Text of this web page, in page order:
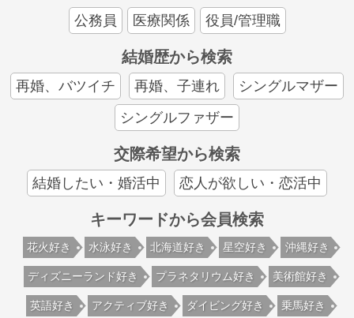
公務員 医療関係 役員/管理職
結婚歴から検索
再婚、バツイチ 再婚、子連れ
シングルマザー
シングルファザー
交際希望から検索
結婚したい・婚活中 恋人が欲しい・恋活中
キーワードから会員検索
花火好き 水泳好き 北海道好き 星空好き 沖縄好き
ディズニーランド好き プラネタリウム好き 美術館好き
英語好き アクティブ好き ダイビング好き 乗馬好き